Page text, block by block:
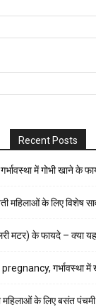
Recent Posts
गर्भावस्था में गोभी खाने के
महिलाओं के लिए विशेष
मटर) के फायदे – क्या
गर्भावस्था
महिलाओं के लिए बसंत